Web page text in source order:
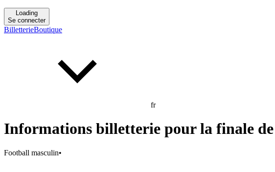
Loading
Se connecter
BilletterieBoutique
fr
Informations billetterie pour la finale
Football masculin•